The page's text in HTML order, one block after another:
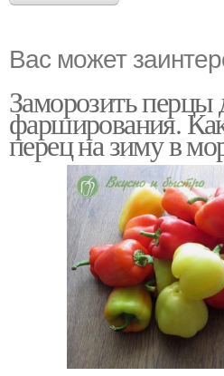
Вас может
Заморозить перцы
фарширования.
перец на зиму в